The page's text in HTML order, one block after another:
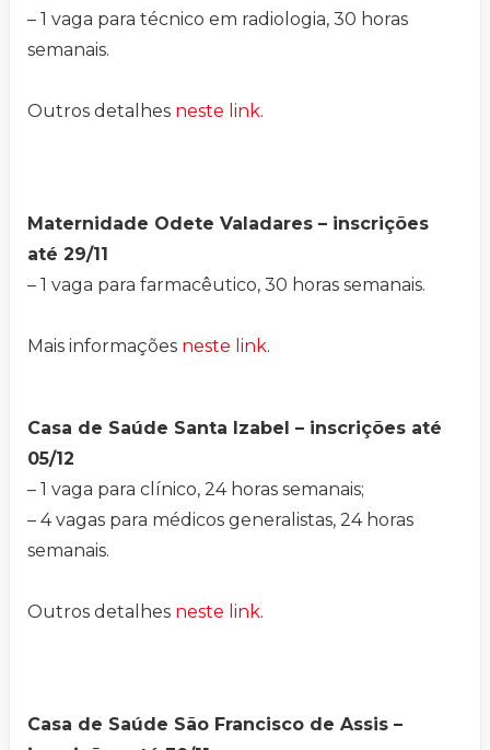
– 1 vaga para técnico em radiologia, 30 horas
semanais.
Outros detalhes neste link.
Maternidade Odete Valadares – inscrições
até 29/11
– 1 vaga para farmacêutico, 30 horas semanais.
Mais informações neste link.
Casa de Saúde Santa Izabel – inscrições até
05/12
– 1 vaga para clínico, 24 horas semanais;
– 4 vagas para médicos generalistas, 24 horas
semanais.
Outros detalhes neste link.
Casa de Saúde São Francisco de Assis –